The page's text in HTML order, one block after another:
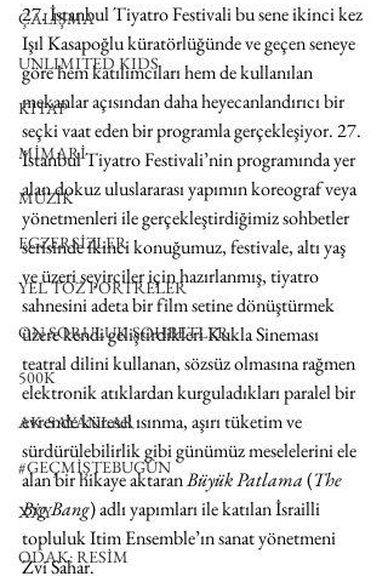
ÇALIŞMA
UNLIMITED KIDS
KİTAP
MİMARİ
MÜZİK
EGZERSİZLER
YEL TOZ PORTRELER
ON SORULUK SOHBETLER
500K
AK-SAYANLAR
#GEÇMİŞTEBUGÜN
XXY
ODAK: RESİM
27. İstanbul Tiyatro Festivali bu sene ikinci kez
Işıl Kasapoğlu küratörlüğünde ve geçen seneye
göre hem katılımcıları hem de kullanılan
mekanlar açısından daha heyecanlandırıcı bir
seçki vaat eden bir programla gerçekleşiyor. 27.
İstanbul Tiyatro Festivali’nin programında yer
alan dokuz uluslararası yapımın koreograf veya
yönetmenleri ile gerçekleştirdiğimiz sohbetler
serisinde ikinci konuğumuz, festivale, altı yaş
ve üzeri seyirciler için hazırlanmış, tiyatro
sahnesini adeta bir film setine dönüştürmek
üzere kendi geliştirdikleri Kukla Sineması
teatral dilini kullanan, sözsüz olmasına rağmen
elektronik atıklardan kurguladıkları paralel bir
evrende küresel ısınma, aşırı tüketim ve
sürdürülebilirlik gibi günümüz meselelerini ele
alan bir hikaye aktaran Büyük Patlama (The
Big Bang) adlı yapımları ile katılan İsrailli
topluluk Itim Ensemble’ın sanat yönetmeni
Zvi Sahar.